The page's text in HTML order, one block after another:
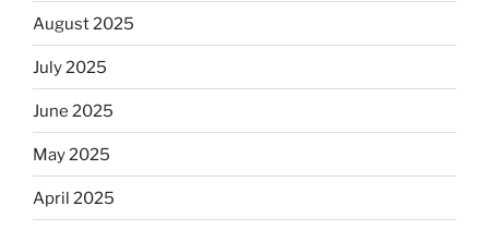
August 2025
July 2025
June 2025
May 2025
April 2025